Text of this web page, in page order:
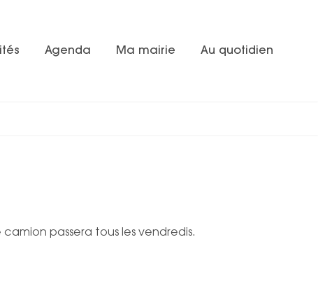
Agenda Ma mairie Au quotidien
passera tous les vendredis.